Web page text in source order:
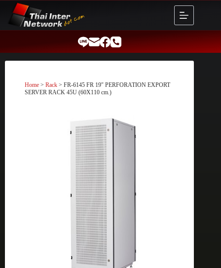
content
Home > Rack > FR-6145 FR 19″ PERFORATION EXPORT
SERVER RACK 45U (60X110 cm.)